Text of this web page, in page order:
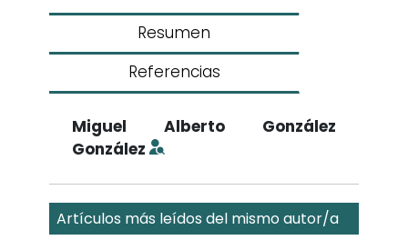
Resumen
Referencias
Miguel Alberto González
González
Artículos más leídos del mismo autor/a